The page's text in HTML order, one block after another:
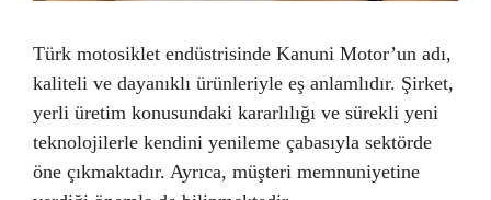
Türk motosiklet endüstrisinde Kanuni Motor’un adı,
kaliteli ve dayanıklı ürünleriyle eş anlamlıdır. Şirket,
yerli üretim konusundaki kararlılığı ve sürekli yeni
teknolojilerle kendini yenileme çabasıyla sektörde
öne çıkmaktadır. Ayrıca, müşteri memnuniyetine